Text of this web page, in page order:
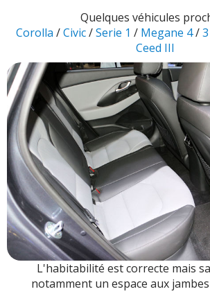
Quelques véhicules
Corolla /Civic/Serie 1 / Megane 4/3
Ceed III
L'habitabilité est correcte mais
notamment un espace aux